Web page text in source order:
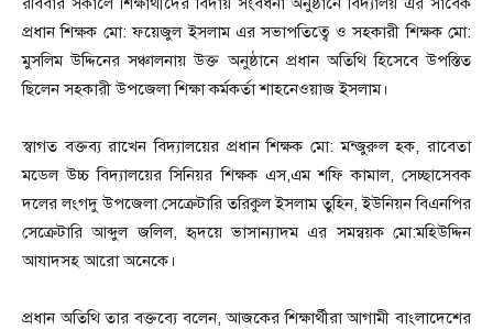
প্রধান শিক্ষক মো: ফয়েজুল ইসলাম এর সভাপতিত্বে ও সহকারী শিক্ষক মো:
মুসলিম উদ্দিনের সঞ্চালনায় উক্ত অনুষ্ঠানে প্রধান অতিথি হিসেবে উপস্তিত
ছিলেন সহকারী উপজেলা শিক্ষা কর্মকর্তা শাহনেওয়াজ ইসলাম।
স্বাগত বক্তব্য রাখেন বিদ্যালয়ের প্রধান শিক্ষক মো: মন্জুরুল হক, রাবেতা
মডেল উচ্চ বিদ্যালয়ের সিনিয়র শিক্ষক এস,এম শফি কামাল, সেচ্ছাসেবক
দলের লংগদু উপজেলা সেক্রেটারি তরিকুল ইসলাম তুহিন, ইউনিয়ন বিএনপির
সেক্রেটারি আব্দুল জলিল, হৃদয়ে ভাসান্যাদম এর সমন্বয়ক মো:মহিউদ্দিন
আযাদসহ আরো অনেকে।
প্রধান অতিথি তার বক্তব্যে বলেন, আজকের শিক্ষার্থীরা আগামী বাংলাদেশের